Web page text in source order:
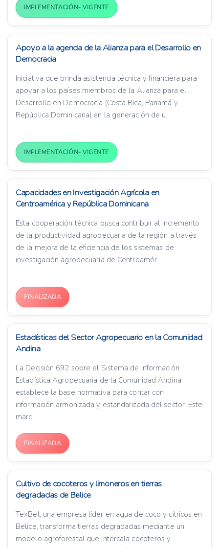
IMPLEMENTACIÓN- VIGENTE
Apoyo a la agenda de la Alianza para el Desarrollo en
Democracia
Iniciativa que brinda asistencia técnica y financiera para
apoyar a los países miembros de la Alianza para el
Desarrollo en Democracia (Costa Rica, Panamá y
República Dominicana) en la generación de u...
IMPLEMENTACIÓN- VIGENTE
Capacidades en Investigación Agrícola en
Centroamérica y República Dominicana
Esta cooperación técnica busca contribuir al incremento
de la productividad agropecuaria de la región a través
de la mejora de la eficiencia de los sistemas de
investigación agropecuaria de Centroamér...
FINALIZADA
Estadísticas del Sector Agropecuario en la Comunidad
Andina
La Decisión 692 sobre el Sistema de Información
Estadística Agropecuaria de la Comunidad Andina
establece la base normativa para contar con
información armonizada y estandarizada del sector. Este
marc...
FINALIZADA
Cultivo de cocoteros y limoneros en tierras
degradadas de Belice
TexBel, una empresa líder en agua de coco y cítricos en
Belice, transforma tierras degradadas mediante un
modelo agroforestal que intercala cocoteros y